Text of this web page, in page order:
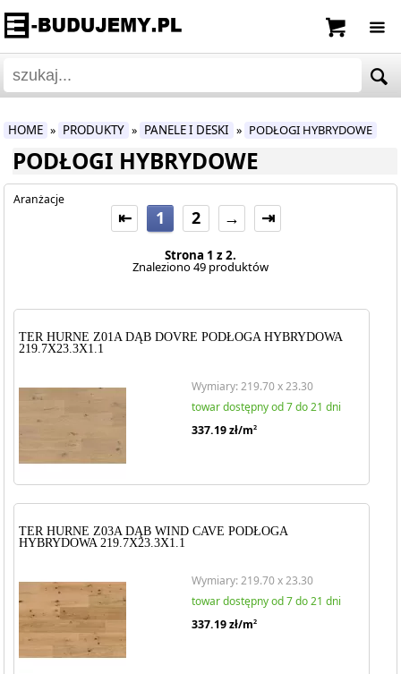
HOME » PRODUKTY » PANELE I DESKI » PODŁOGI HYBRYDOWE
PODŁOGI HYBRYDOWE
Aranżacje
⇤ 1 2 → ⇥
Strona 1 z 2.
Znaleziono 49 produktów
TER HURNE Z01A DĄB DOVRE PODŁOGA HYBRYDOWA
219.7X23.3X1.1
Wymiary: 219.70 x 23.30
towar dostępny od 7 do 21 dni
337.19zł/m2
TER HURNE Z03A DĄB WIND CAVE PODŁOGA
HYBRYDOWA 219.7X23.3X1.1
Wymiary: 219.70 x 23.30
towar dostępny od 7 do 21 dni
337.19zł/m2